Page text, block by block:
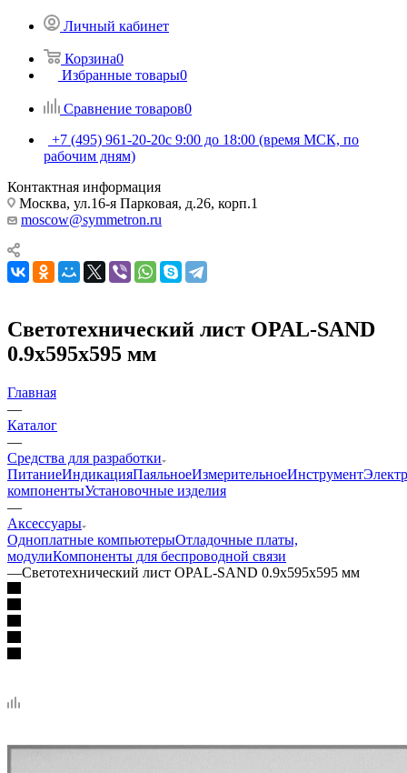
Личный кабинет
Корзина0
Избранные товары0
Сравнение товаров0
+7 (495) 961-20-20с 9:00 до 18:00 (время МСК, по
рабочим дням)
Контактная информация
Москва, ул.16-я Парковая, д.26, корп.1
moscow@symmetron.ru
Светотехнический лист OPAL-SAND
0.9x595x595 мм
Главная
—
Каталог
—
Средства для разработки
ПитаниеИндикацияПаяльноеИзмерительноеИнструмент
компонентыУстановочные изделия
—
Аксессуары
Одноплатные компьютерыОтладочные платы,
модулиКомпоненты для беспроводной связи
—Светотехнический лист OPAL-SAND 0.9x595x595 мм